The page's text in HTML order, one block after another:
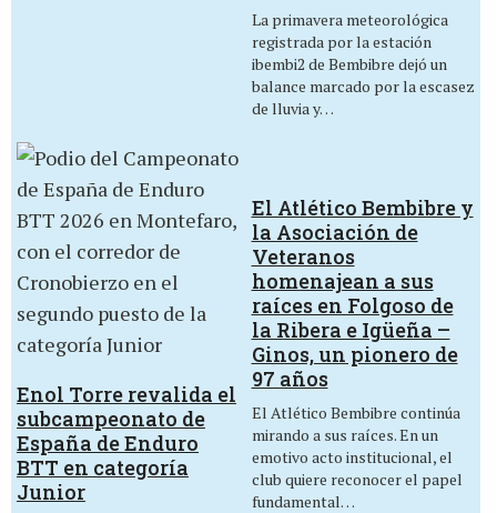
La primavera meteorológica
registrada por la estación
ibembi2 de Bembibre dejó un
balance marcado por la escasez
de lluvia y…
Enol Torre revalida el
subcampeonato de
España de Enduro
BTT en categoría
Junior
El Atlético Bembibre y
la Asociación de
Veteranos
homenajean a sus
raíces en Folgoso de
la Ribera e Igüeña –
Ginos, un pionero de
97 años
El Atlético Bembibre continúa
mirando a sus raíces. En un
emotivo acto institucional, el
club quiere reconocer el papel
fundamental…